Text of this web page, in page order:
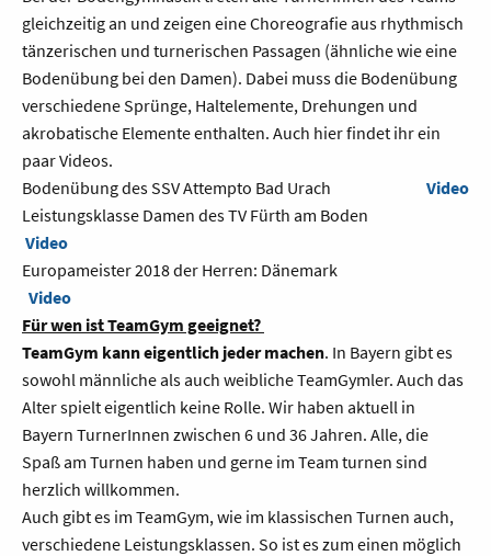
gleichzeitig an und zeigen eine Choreografie aus rhythmisch
tänzerischen und turnerischen Passagen (ähnliche wie eine
Bodenübung bei den Damen). Dabei muss die Bodenübung
verschiedene Sprünge, Haltelemente, Drehungen und
akrobatische Elemente enthalten. Auch hier findet ihr ein
paar Videos.
Bodenübung des SSV Attempto Bad Urach Video
Leistungsklasse Damen des TV Fürth am Boden
Video
Europameister 2018 der Herren: Dänemark
Video
Für wen ist TeamGym geeignet?
TeamGym kann eigentlich jeder machen. In Bayern gibt es
sowohl männliche als auch weibliche TeamGymler. Auch das
Alter spielt eigentlich keine Rolle. Wir haben aktuell in
Bayern TurnerInnen zwischen 6 und 36 Jahren. Alle, die
Spaß am Turnen haben und gerne im Team turnen sind
herzlich willkommen.
Auch gibt es im TeamGym, wie im klassischen Turnen auch,
verschiedene Leistungsklassen. So ist es zum einen möglich